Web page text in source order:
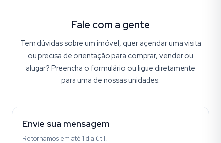
Fale com a gente
Tem dúvidas sobre um imóvel, quer agendar uma visita
ou precisa de orientação para comprar, vender ou
alugar? Preencha o formulário ou ligue diretamente
para uma de nossas unidades.
Envie sua mensagem
Retornamos em até 1 dia útil.